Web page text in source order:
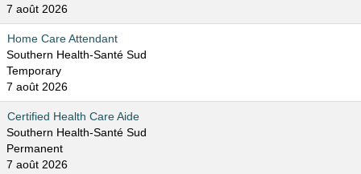
7 août 2026
Home Care Attendant
Southern Health-Santé Sud
Temporary
7 août 2026
Certified Health Care Aide
Southern Health-Santé Sud
Permanent
7 août 2026